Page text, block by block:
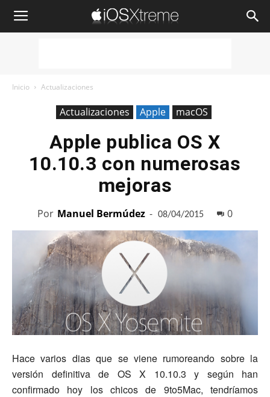
iOSXtreme
Inicio Actualizaciones
Actualizaciones Apple macOS
Apple publica OS X
10.10.3 con numerosas
mejoras
Por Manuel Bermúdez - 08/04/2015 0
Hace varios dias que se viene rumoreando sobre la
versión definitiva de OS X 10.10.3 y según han
confirmado hoy los chicos de 9to5Mac, tendríamos